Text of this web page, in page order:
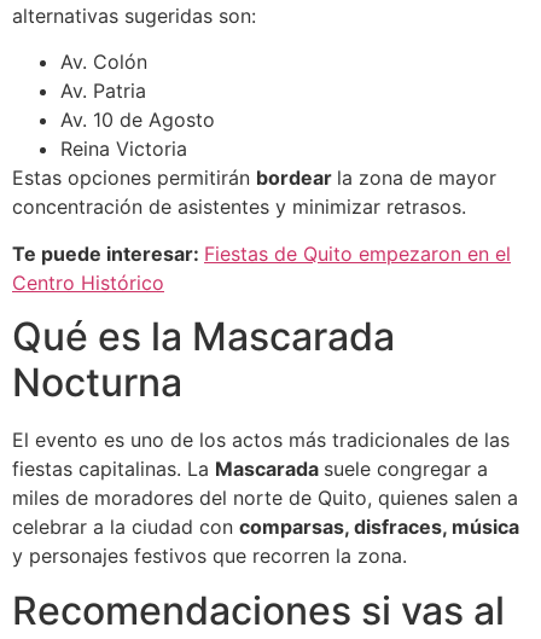
alternativas sugeridas son:
Av. Colón
Av. Patria
Av. 10 de Agosto
Reina Victoria
Estas opciones permitirán bordear la zona de mayor
concentración de asistentes y minimizar retrasos.
Te puede interesar: Fiestas de Quito empezaron en el
Centro Histórico
Qué es la Mascarada
Nocturna
El evento es uno de los actos más tradicionales de las
fiestas capitalinas. La Mascarada suele congregar a
miles de moradores del norte de Quito, quienes salen a
celebrar a la ciudad con comparsas, disfraces, música
y personajes festivos que recorren la zona.
Recomendaciones si vas al